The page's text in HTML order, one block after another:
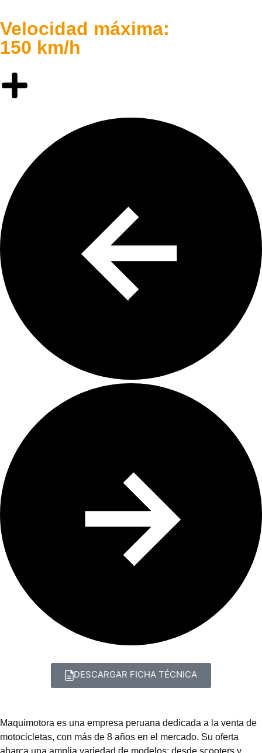
Velocidad máxima:
150 km/h
DESCARGAR FICHA TÉCNICA
Maquimotora es una empresa peruana dedicada a la venta de
motocicletas, con más de 8 años en el mercado. Su oferta
abarca una amplia variedad de modelos: desde scooters y